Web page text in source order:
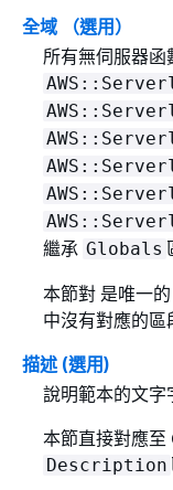
全域 （選用）
所有無伺服器函
繼承 Globals
本節對 是唯一
中沒有對應的區
描述 (選用)
說明範本的文字
本節直接對應
Description